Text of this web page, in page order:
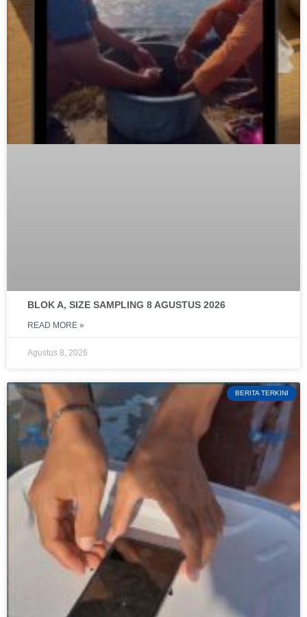
BLOK A, SIZE SAMPLING 8 AGUSTUS 2026
READ MORE »
Agustus 8, 2026
BERITA TERKINI